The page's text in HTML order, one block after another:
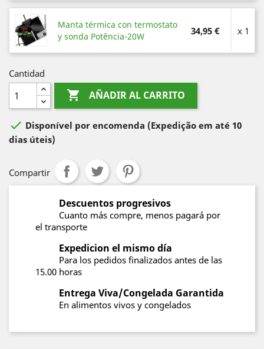
Manta térmica con termostato
y sonda Potência-20W
34,95 € x 1
Cantidad
 AÑADIR AL CARRITO
 Disponível por encomenda (Expedição em até 10
dias úteis)
Compartir
Descuentos progresivos
Cuanto más compre, menos pagará por
el transporte
Expedicion el mismo día
Para los pedidos finalizados antes de las
15.00 horas
Entrega Viva/Congelada Garantida
En alimentos vivos y congelados